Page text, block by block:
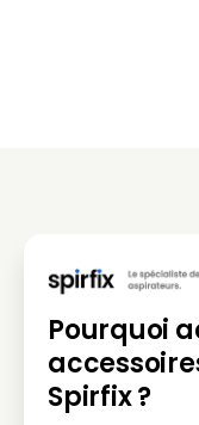
Pourquoi
Spirfix ?